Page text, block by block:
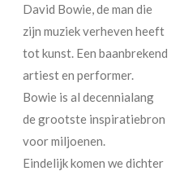
David Bowie, de man die
zijn muziek verheven heeft
tot kunst. Een baanbrekend
artiest en performer.
Bowie is al decennialang
de grootste inspiratiebron
voor miljoenen.
Eindelijk komen we dichter